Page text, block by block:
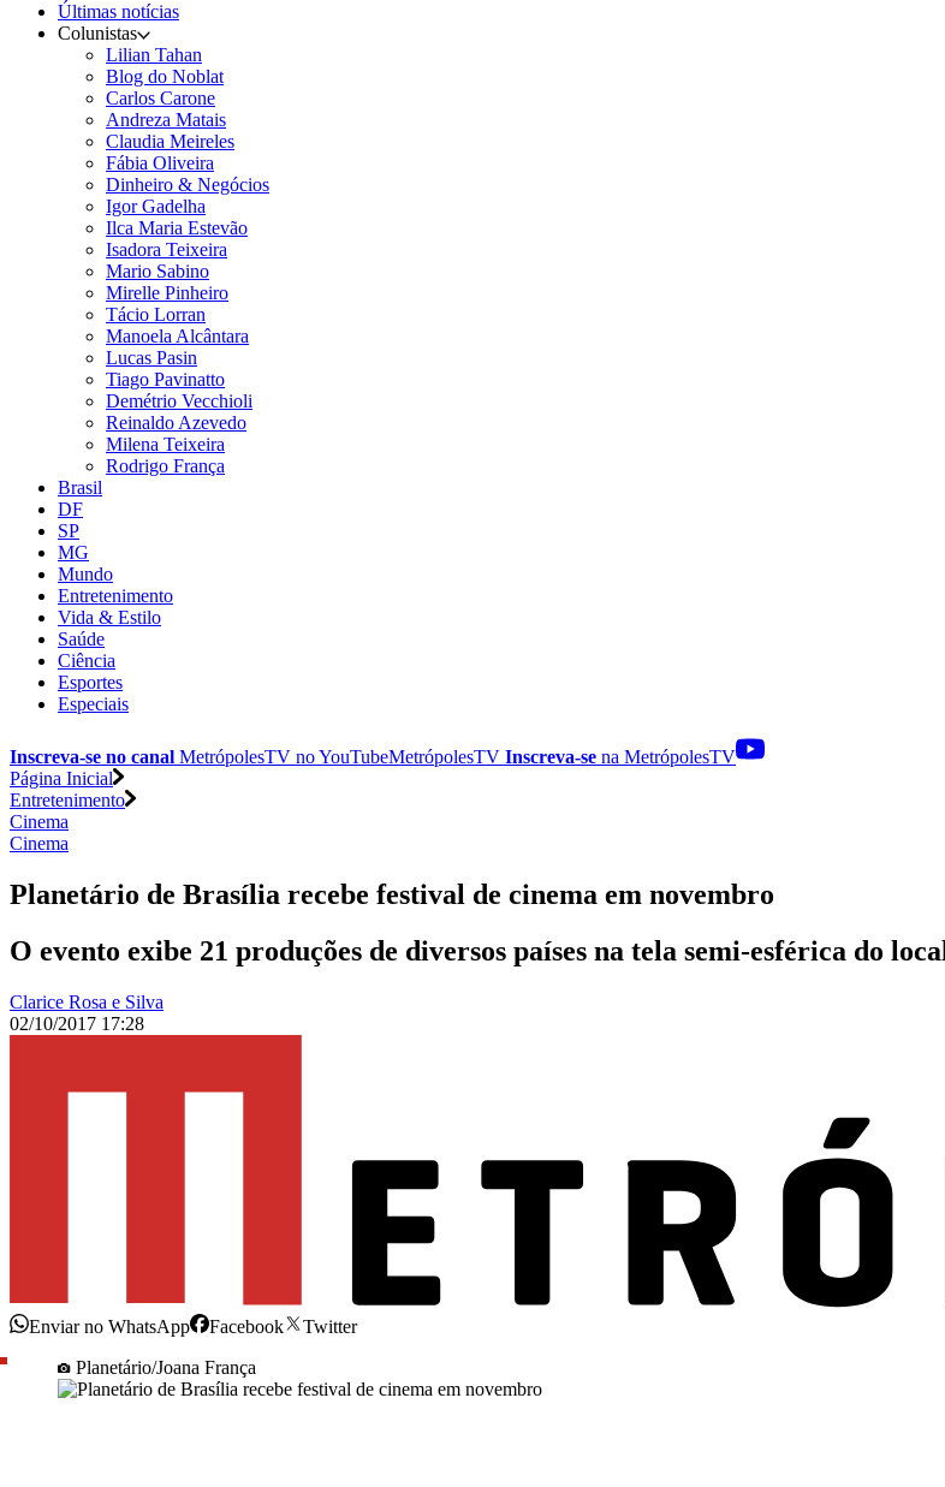
Últimas notícias
Colunistas
Lilian Tahan
Blog do Noblat
Carlos Carone
Andreza Matais
Claudia Meireles
Fábia Oliveira
Dinheiro & Negócios
Igor Gadelha
Ilca Maria Estevão
Isadora Teixeira
Mario Sabino
Mirelle Pinheiro
Tácio Lorran
Manoela Alcântara
Lucas Pasin
Tiago Pavinatto
Demétrio Vecchioli
Reinaldo Azevedo
Milena Teixeira
Rodrigo França
Brasil
DF
SP
MG
Mundo
Entretenimento
Vida & Estilo
Saúde
Ciência
Esportes
Especiais
Inscreva-se no canal MetrópolesTV noYouTubeMetrópolesTV Inscreva-se na MetrópolesTV
Página Inicial
Entretenimento
Cinema
Cinema
Planetário de Brasília recebe festival de cinema em novembro
O evento exibe 21 produções de diversos países na tela semi-esférica do local
Clarice Rosa e Silva
02/10/2017 17:28
Enviar no WhatsApp Facebook
Twitter
Planetário/Joana França